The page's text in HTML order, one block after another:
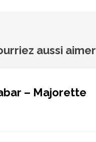
aussi aimer
– Majorette